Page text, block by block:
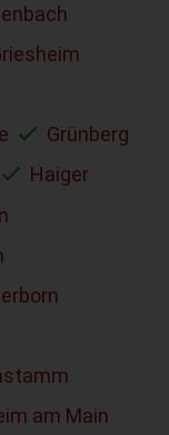
Grünberg
Haiger
am Main